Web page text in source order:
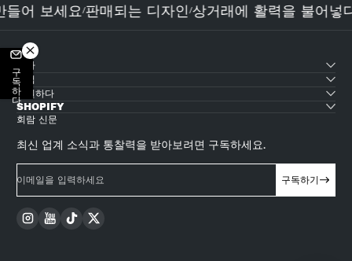
들어 보세요/판매되는 디자인/상거래에 활력을 불어넣
테마
산업
지원하다
SHOPIFY
회람 신문
최신 업계 소식과 통찰력을 받아보려면 구독하세요.
이메일을 입력하세요 구독하기
InstagramYouTube
TikTok
구독하다